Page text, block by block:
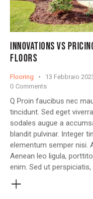
INNOVATIONS VS
FLOORS
Flooring 13 Febbraio
0 Comments
Q Proin faucibus nec
tincidunt. Sed eget
sodales augue a
blandit pulvinar. Integer
elementum semper nisi.
Aenean leo ligula,
enim. Sed ut perspiciatis,